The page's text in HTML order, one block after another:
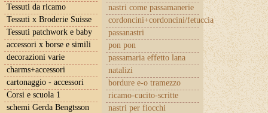
nastri come passamanerie
cordoncini+cordoncini/fetuccia
passanastri
pon pon
passamaria effetto lana
natalizi
bordure e-o tramezzo
ricamo-cucito-scritte
nastri per fiocchi
Tessuti da ricamo
Tessuti x Broderie Suisse
Tessuti patchwork e baby
accessori x borse e simili
decorazioni varie
charms+accessori
cartonaggio - accessori
Corsi e scuola 1
schemi Gerda Bengtsson